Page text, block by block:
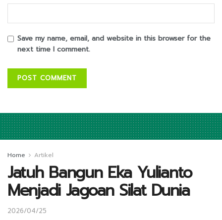
Save my name, email, and website in this browser for the
next time I comment.
Home Artikel
Jatuh Bangun Eka Yulianto
Menjadi Jagoan Silat Dunia
2026/04/25